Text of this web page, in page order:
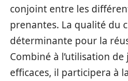
conjoint entre les
prenantes. La qualité du
déterminante pour la
Combiné à l’utilisation de
efficaces, il participera à